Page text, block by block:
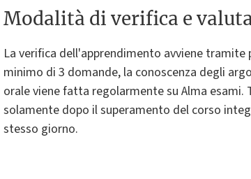
Modalità di verifica e
La verifica dell'apprendimento avviene
minimo di 3 domande, la conoscenza degli
orale viene fatta regolarmente su Alma
solamente dopo il superamento del corso
stesso giorno.